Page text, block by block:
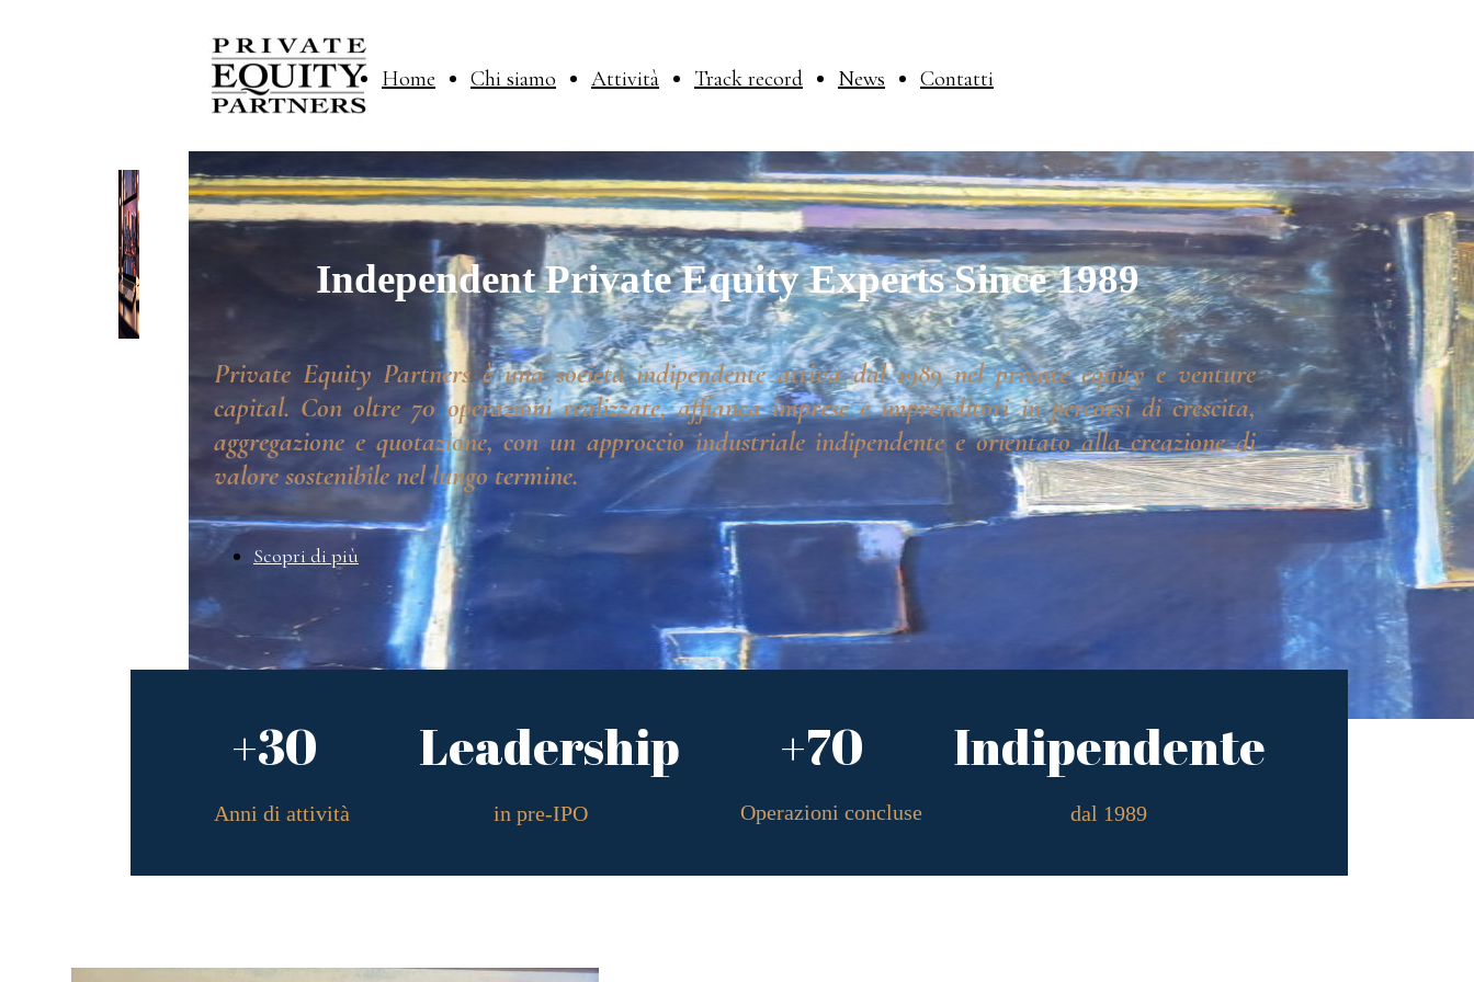
Home Chi siamo Attività Track record News Contatti
Independent Private Equity Experts Since 1989
Private Equity Partners è una società indipendente attiva dal 1989 nel private equity e venture
capital. Con oltre 70 operazioni realizzate, affianca imprese e imprenditori in percorsi di crescita,
aggregazione e quotazione, con un approccio industriale indipendente e orientato alla creazione di
valore sostenibile nel lungo termine.
Scopri di più
Indipendente
+70
Leadership
+30
Operazioni concluse dal 1989
in pre-IPO
Anni di attività